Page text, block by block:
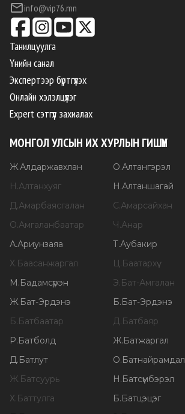
info@vip76.mn
Танилцуулга
Үнийн санал
Экспертээр бүртгүүлэх
Онлайн хэлэлцүүлэг
Expert сэтгүүл захиалах
МОНГОЛ УЛСЫН ИХ ХУРЛЫН ГИШҮҮН
Ж.Алдаржавхлан О.Алтангэрэл
Н.Алтанхуяг Н.Алтаншагай
Д.Амарбаясгалан С.Амарсайхан
О.Амгаланбаатар Ч.Анар
А.Ариунзаяа Т.Аубакир
Х.Баасанжаргал Ц.Баатархүү
М.Бадамсүрэн Э.Бат-Амгалан
Ж.Бат-Эрдэнэ Б.Бат-Эрдэнэ
Б.Батбаатар Д.Батбаяр
Р.Батболд Ж.Батжаргал
Д.Батлут О.Батнайрамдал
Ж.Батсуурь Н.Батсүмбэрэл
Х.Баттулга Б.Батцэцэг